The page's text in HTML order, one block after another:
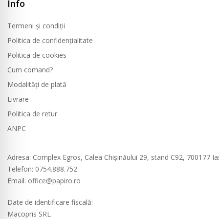
Info
Termeni și condiții
Politica de confidențialitate
Politica de cookies
Cum comand?
Modalități de plată
Livrare
Politica de retur
ANPC
Adresa: Complex Egros, Calea Chișinăului 29, stand C92, 700177
Telefon: 0754.888.752
Email: office@papiro.ro
Date de identificare fiscală:
Macopris SRL